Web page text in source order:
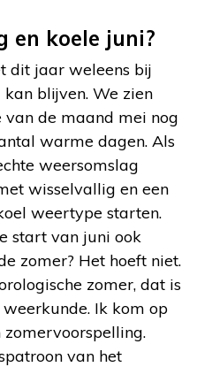
en koele juni?
dit jaar weleens bij
blijven. We zien
de maand mei nog
warme dagen. Als
weersomslag
wisselvallig en een
weertype starten.
start van juni ook
zomer? Het hoeft niet.
zomer, dat is
Ik kom op
van het